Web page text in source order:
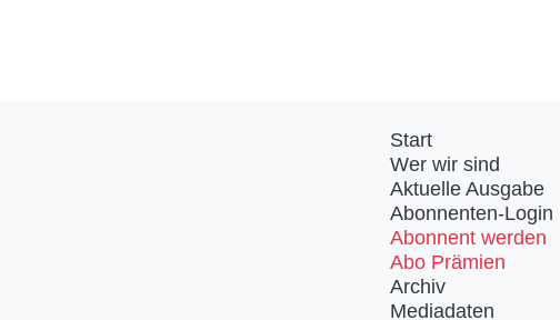
Start
Wer wir sind
Aktuelle Ausgabe
Abonnenten-Login
Abonnent werden
Abo Prämien
Archiv
Mediadaten